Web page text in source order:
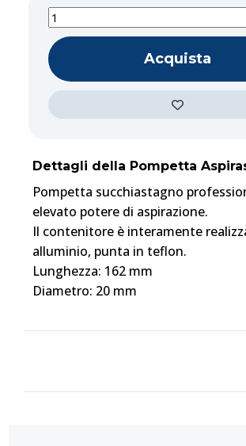
Acquista
Dettagli della Pompetta
Pompetta succhiastagno
elevato potere di aspirazione.
Il contenitore è interamente
alluminio, punta in teflon.
Lunghezza: 162 mm
Diametro: 20 mm